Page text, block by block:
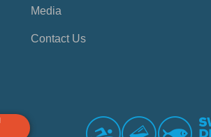
Media
Contact Us